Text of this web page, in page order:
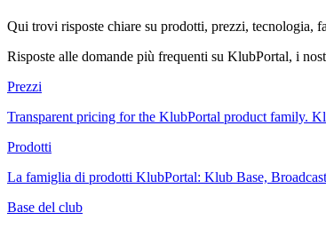
Qui trovi risposte chiare su prodotti, prezzi, tecnologia,
Risposte alle domande più frequenti su KlubPortal, i
Prezzi
Transparent pricing for the KlubPortal product family.
Prodotti
La famiglia di prodotti KlubPortal: Klub Base,
Base del club